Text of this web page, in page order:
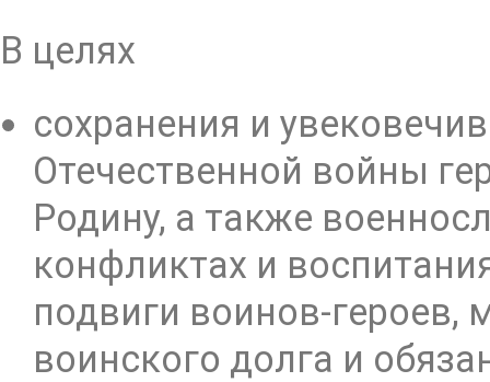
В целях
сохранения и
Отечественной войны
Родину, а также
конфликтах и
подвиги воинов-героев,
воинского долга и